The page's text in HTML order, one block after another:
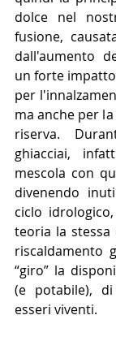
dolce nel
fusione,
dall'aumento
un forte
per
ma anche per
riserva.
ghiacciai,
mescola con
divenendo
ciclo
teoria la stessa
riscaldamento
“giro” la
(e potabile),
esseri viventi.